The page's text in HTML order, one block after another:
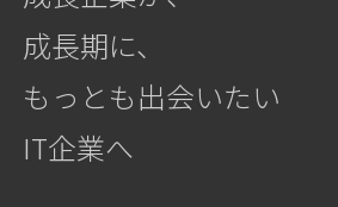
成長期に、
もっとも出会いたい
IT企業へ